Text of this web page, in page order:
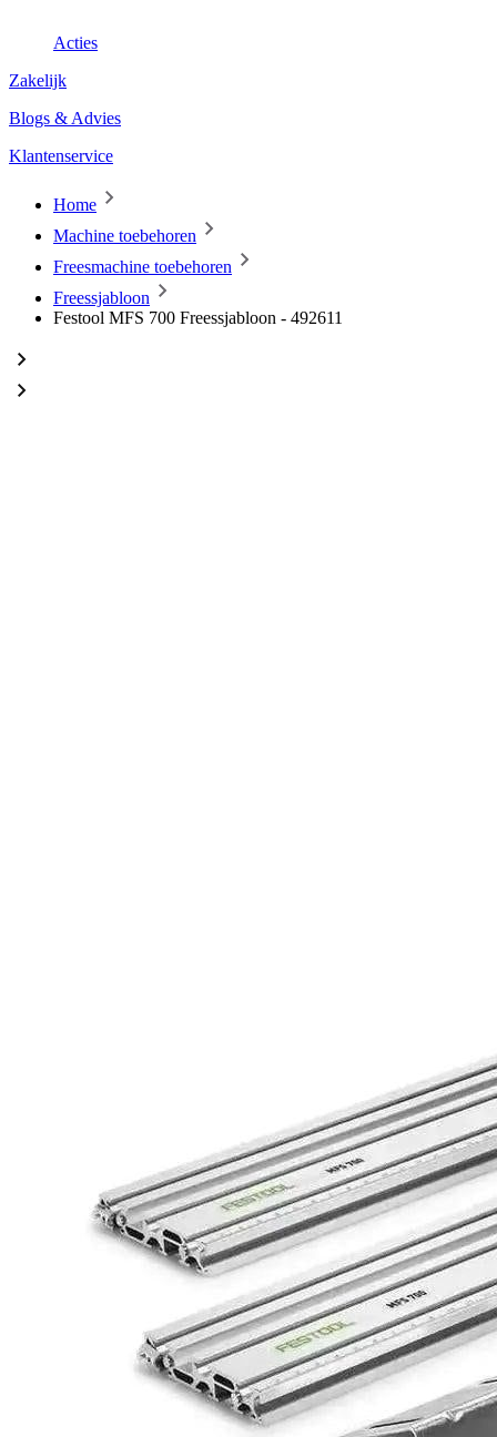
Acties
Zakelijk
Blogs & Advies
Klantenservice
Home
Machine toebehoren
Freesmachine toebehoren
Freessjabloon
Festool MFS 700 Freessjabloon - 492611